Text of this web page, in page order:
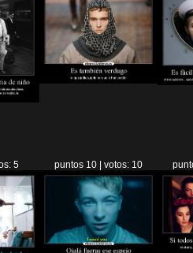
5 puntos 10 | votos: 10